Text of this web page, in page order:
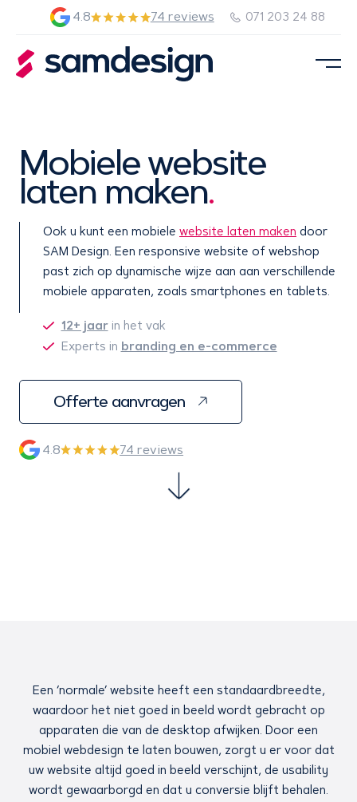
4.8 74 reviews 071 203 24 88
Mobiele website
laten maken.
Ook u kunt een mobiele website laten maken door
SAM Design. Een responsive website of webshop
past zich op dynamische wijze aan aan verschillende
mobiele apparaten, zoals smartphones en tablets.
12+ jaarin het vak
Experts in branding en e-commerce
Offerte aanvragen
4.8 74 reviews
Een ‘normale’ website heeft een standaardbreedte,
waardoor het niet goed in beeld wordt gebracht op
apparaten die van de desktop afwijken. Door een
mobiel webdesign te laten bouwen, zorgt u er voor dat
uw website altijd goed in beeld verschijnt, de usability
wordt gewaarborgd en dat u conversie blijft behalen.